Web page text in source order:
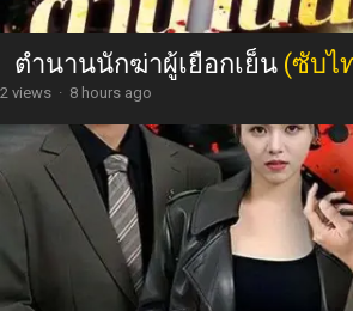
ตำนานนักฆ่าผู้เยือกเย็น (ซับไ
2 views · 8 hours ago